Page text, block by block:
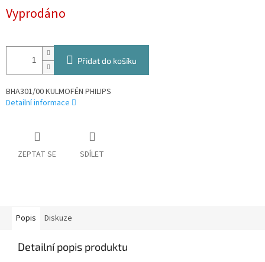
cena:
Vyprodáno
Přidat do košíku
BHA301/00 KULMOFÉN PHILIPS
Detailní informace
ZEPTAT SE SDÍLET
Popis Diskuze
Detailní popis produktu